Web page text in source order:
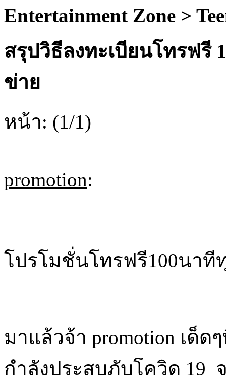
Entertainment Zone >
สรุปวิธีลงทะเบียนโทรฟรี
ข่าย
หน้า: (1/1)
promotion:
โปรโมชั่นโทรฟรี100นาที
มาแล้วจ้า promotion เด็
กำลังประสบภับโควิด 19